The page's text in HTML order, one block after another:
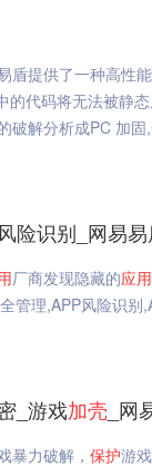
盾提供了一种高性
的代码将无法被静
破解分析成PC 加
险识别_网易
厂商发现隐藏的应用
管理,APP风险识别
_游戏加壳 _
暴力破解， 保护游